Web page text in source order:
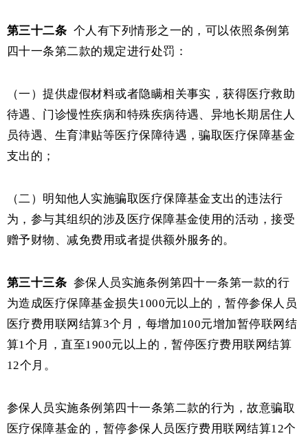
第三十二条 个人有下列情形之一的，可以依照条例第
四十一条第二款的规定进行处罚：
（一）提供虚假材料或者隐瞒相关事实，获得医疗救助
待遇、门诊慢性疾病和特殊疾病待遇、异地长期居住人
员待遇、生育津贴等医疗保障待遇，骗取医疗保障基金
支出的；
（二）明知他人实施骗取医疗保障基金支出的违法行
为，参与其组织的涉及医疗保障基金使用的活动，接受
赠予财物、减免费用或者提供额外服务的。
第三十三条 参保人员实施条例第四十一条第一款的行
为造成医疗保障基金损失1000元以上的，暂停参保人员
医疗费用联网结算3个月，每增加100元增加暂停联网结
算1个月，直至1900元以上的，暂停医疗费用联网结算
12个月。
参保人员实施条例第四十一条第二款的行为，故意骗取
医疗保障基金的，暂停参保人员医疗费用联网结算12个